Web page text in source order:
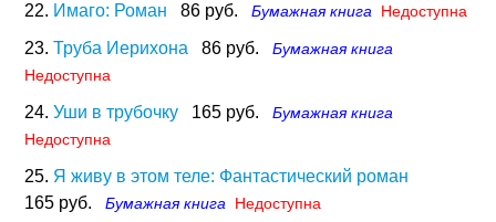
22. Имаго: Роман 86 руб. Бумажная книга Недоступна
23. Труба Иерихона 86 руб.
Бумажная книга
Недоступна
24. Уши в трубочку 165 руб.
Бумажная книга
Недоступна
25. Я живу в этом теле: Фантастический роман
165 руб.
Бумажная книга Недоступна